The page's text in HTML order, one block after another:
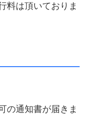
料は頂いておりま
の通知書が届きま